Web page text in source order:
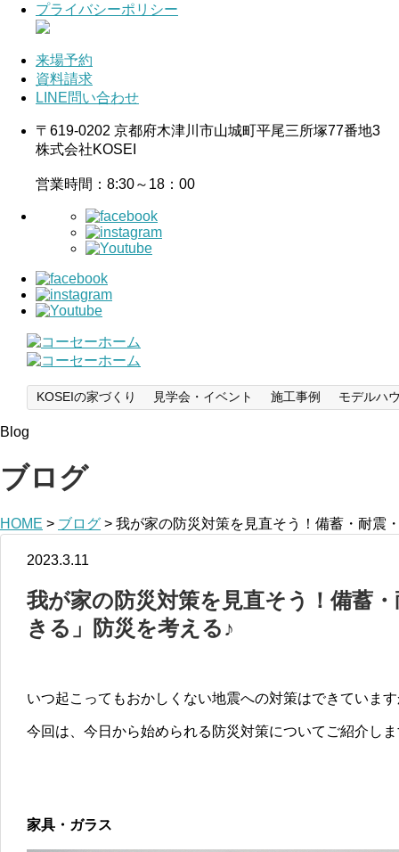
プライバシーポリシー
来場予約
資料請求
LINE問い合わせ
〒619-0202 京都府木津川市山城町平尾三所塚77番地3
株式会社KOSEI
営業時間：8:30～18：00
KOSEIの家づくり 見学会・イベント 施工事例 モデルハ
Blog
ブログ
HOME > ブログ > 我が家の防災対策を見直そう！備蓄・耐震
2023.3.11
我が家の防災対策を見直そう！備蓄
きる」防災を考える♪
いつ起こってもおかしくない地震への対策はできていま
今回は、今日から始められる防災対策についてご紹介し
家具・ガラス